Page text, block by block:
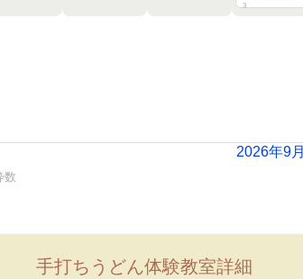
3
2026年9月
数
手打ちうどん体験教室詳細